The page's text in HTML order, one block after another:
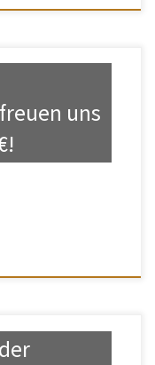
uns